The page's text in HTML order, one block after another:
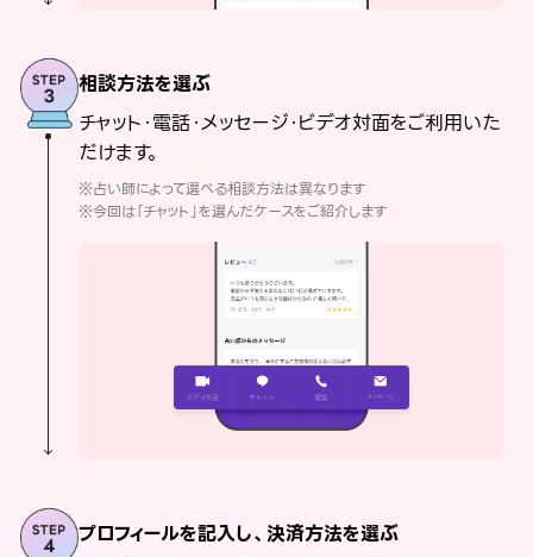
相談方法を選ぶ
チャット・電話・メッセージ・ビデオ対面をご利用いた
だけます。
※占い師によって選べる相談方法は異なります
※今回は「チャット」を選んだケースをご紹介します
プロフィールを記入し、決済方法を選ぶ